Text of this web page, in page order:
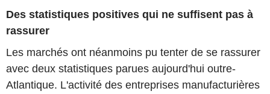
Des statistiques positives qui ne suffisent pas à
rassurer
Les marchés ont néanmoins pu tenter de se rassurer
avec deux statistiques parues aujourd'hui outre-
Atlantique. L'activité des entreprises manufacturières